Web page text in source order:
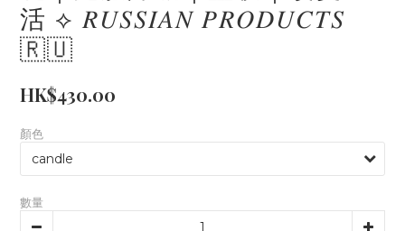
活 ⟡ 𝑅𝑈𝑆𝑆𝐼𝐴𝑁 𝑃𝑅𝑂𝐷𝑈𝐶𝑇𝑆
🇷🇺
HK$430.00
顏色
數量